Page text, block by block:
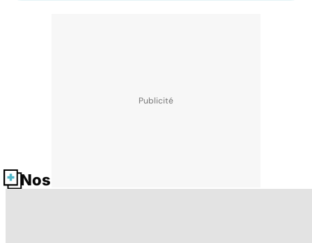
Nos fiches santé